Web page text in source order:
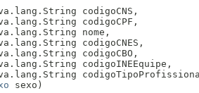
codigoCNS,
codigoCPF,
nome,
codigoCNES,
codigoCBO,
codigoINEEquipe,
sexo)